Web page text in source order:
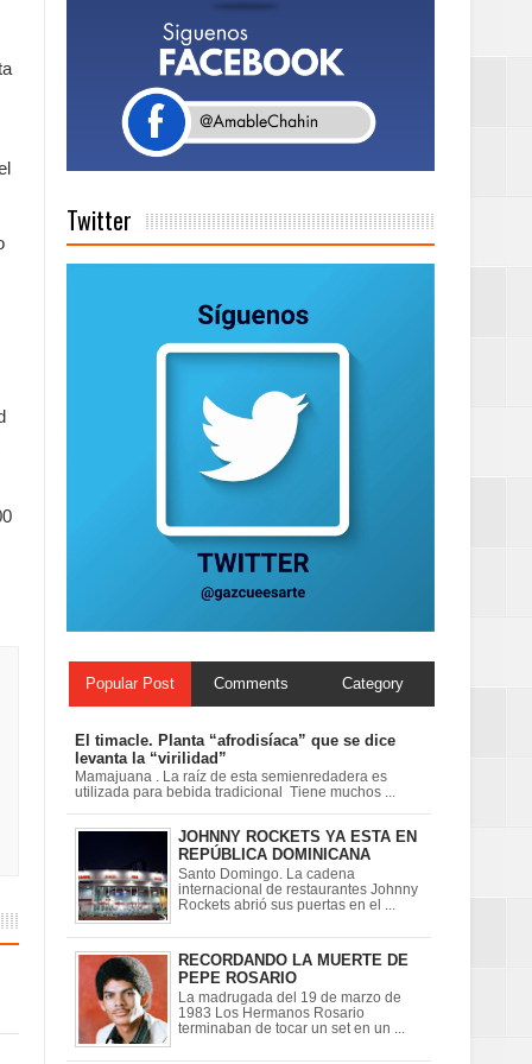
Capital”
de Gestión
días a
bajo
perspectiva
Twitter
Popular Post Comments Category
El timacle. Planta “afrodisíaca” que se dice
levanta la “virilidad”
Mamajuana . La raíz de esta semienredadera es
utilizada para bebida tradicional Tiene muchos ...
JOHNNY ROCKETS YA ESTA EN
REPÚBLICA DOMINICANA
Santo Domingo. La cadena
internacional de restaurantes Johnny
Rockets abrió sus puertas en el ...
RECORDANDO LA MUERTE DE
PEPE ROSARIO
La madrugada del 19 de marzo de
1983 Los Hermanos Rosario
terminaban de tocar un set en un ...